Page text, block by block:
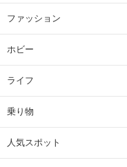
ファッション
ホビー
ライフ
乗り物
人気スポット